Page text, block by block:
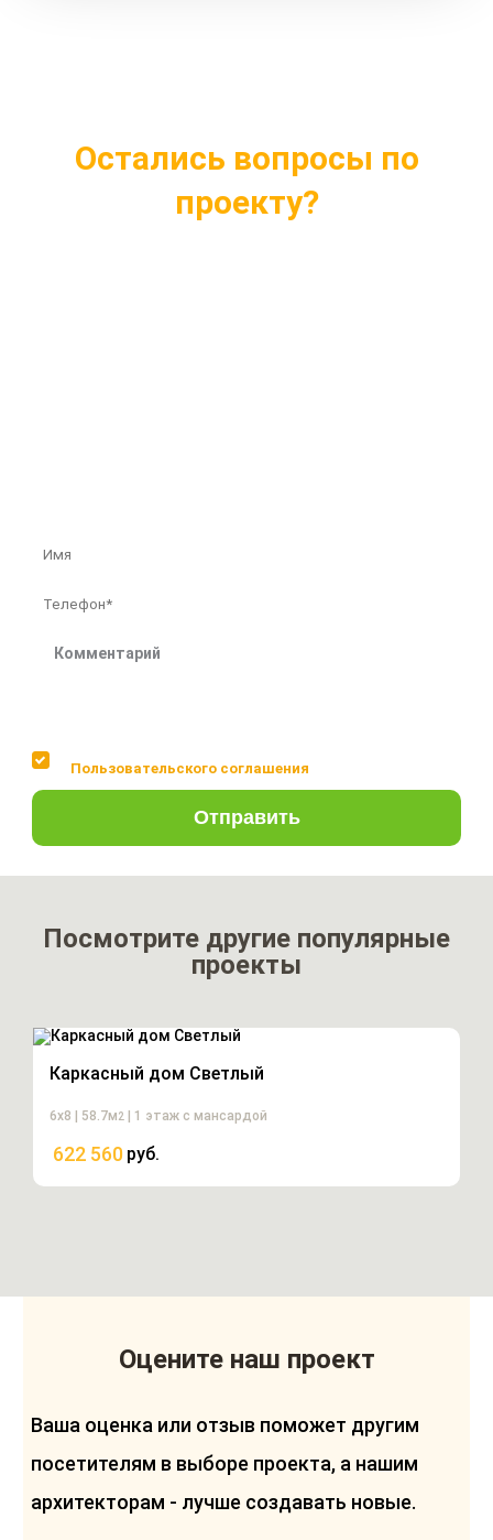
Остались вопросы по
проекту?
Пользовательского соглашения
Отправить
Посмотрите другие популярные
проекты
Каркасный дом Светлый
6х8 | 58.7м2 | 1 этаж с мансардой
622 560 руб.
Оцените наш проект
Ваша оценка или отзыв поможет другим
посетителям в выборе проекта, а нашим
архитекторам - лучше создавать новые.